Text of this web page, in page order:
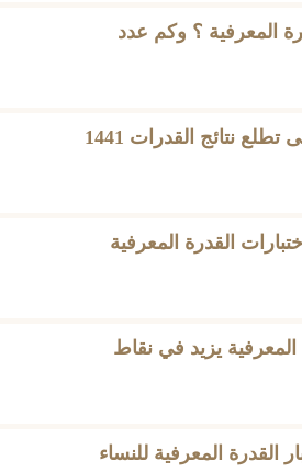
المعرفية ؟ وكم عدد
متى تطلع نتائج اختبار قدرات عامه المحوسب ؟ متى تطلع نتائج القدرات 1441
القدرة المعرفية
يزيد في نقاط
1440 ؟ تجميعات اختبار القدرة المعرفية للنساء